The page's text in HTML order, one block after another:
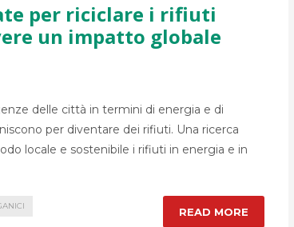
per riciclare i rifiuti
un impatto globale
delle città in termini di energia e di
per diventare dei rifiuti. Una ricerca
locale e sostenibile i rifiuti in energia e in
READ MORE